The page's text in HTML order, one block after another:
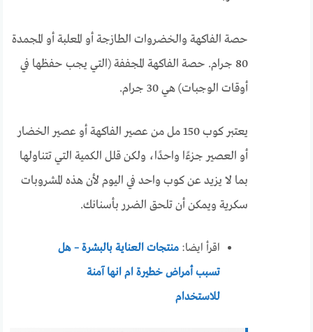
حصة الفاكهة والخضروات الطازجة أو المعلبة أو المجمدة
80 جرام. حصة الفاكهة المجففة (التي يجب حفظها في
أوقات الوجبات) هي 30 جرام.
يعتبر كوب 150 مل من عصير الفاكهة أو عصير الخضار
أو العصير جزءًا واحدًا، ولكن قلل الكمية التي تتناولها
بما لا يزيد عن كوب واحد في اليوم لأن هذه المشروبات
سكرية ويمكن أن تلحق الضرر بأسنانك.
اقرأ ايضا:منتجات العناية بالبشرة – هل
تسبب أمراض خطيرة ام انها آمنة
للاستخدام